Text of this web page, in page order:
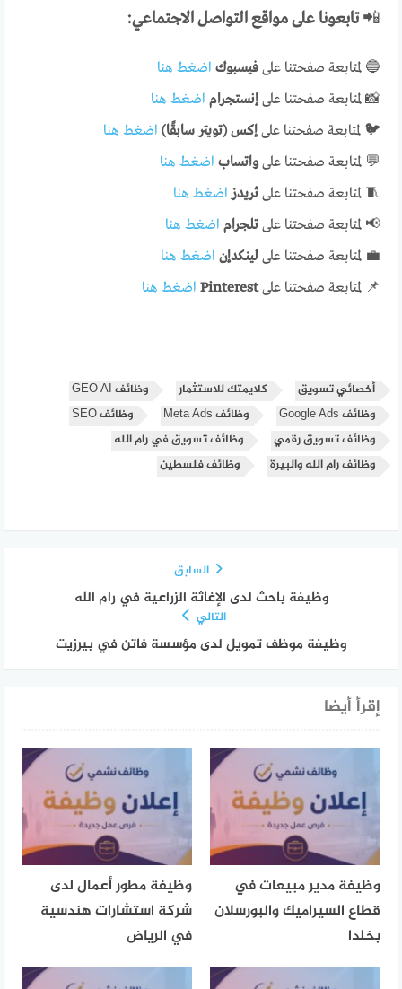
📲تابعونا على مواقع التواصل الاجتماعي:
🔵 لمتابعة صفحتنا علىفيسبوك اضغط هنا
📸 لمتابعة صفحتنا علىإنستجرام اضغط هنا
🐦 لمتابعة صفحتنا علىإكس (تويتر سابقًا) اضغط هنا
💬 لمتابعة صفحتنا علىواتساب اضغط هنا
🧵 لمتابعة صفحتنا علىثريدز اضغط هنا
📢 لمتابعة صفحتنا علىتلجرام اضغط هنا
💼 لمتابعة صفحتنا علىلينكدإن اضغط هنا
📌 لمتابعة صفحتنا علىPinterest اضغط هنا
أخصائي تسويق كلايمتك للاستثمار
وظائف GEO AI
وظائف Google Ads
وظائف Meta Ads
وظائف SEO
وظائف تسويق رقمي
وظائف تسويق في رام الله
وظائف رام الله والبيرة
وظائف فلسطين
السابق
وظيفة باحث لدى الإغاثة الزراعية في رام الله
التالي
وظيفة موظف تمويل لدى مؤسسة فاتن في بيرزيت
إقرأ أيضا
وظيفة مدير مبيعات في
قطاع السيراميك والبورسلان
بخلدا
وظيفة مطور أعمال لدى
شركة استشارات هندسية
في الرياض